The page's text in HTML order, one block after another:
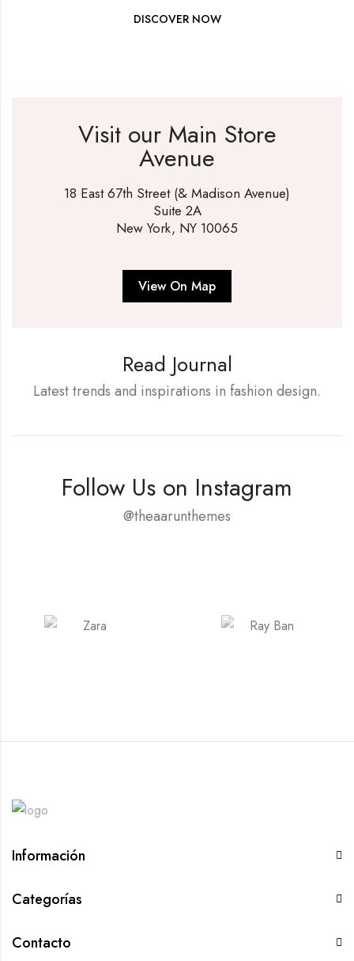
DISCOVER NOW
Visit our Main Store
Avenue
18 East 67th Street (& Madison Avenue)
Suite 2A
New York, NY 10065
View On Map
Read Journal
Latest trends and inspirations in fashion design.
Follow Us on Instagram
@theaarunthemes
Información
Categorías
Contacto